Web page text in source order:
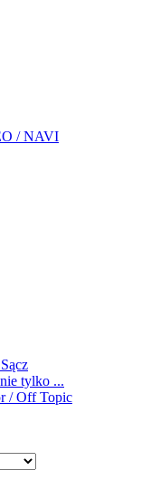
/ NAVI
tylko ...
/ Off Topic